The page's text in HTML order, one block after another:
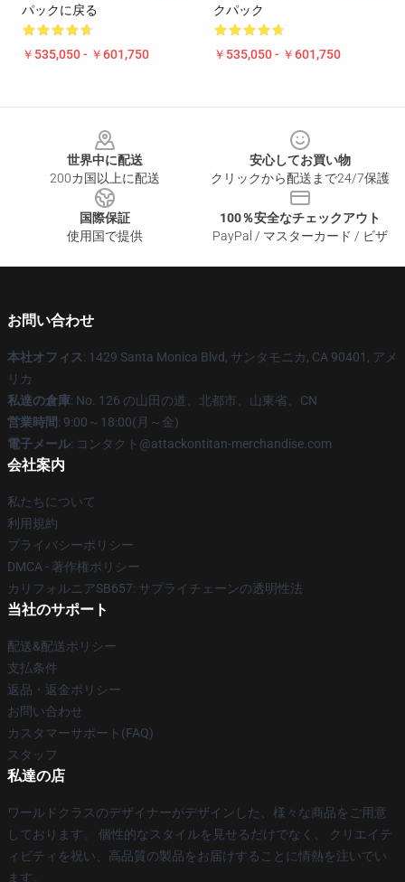
パックに戻る
￥535,050 - ￥601,750
クパック
￥535,050 - ￥601,750
世界中に配送
200カ国以上に配送
安心してお買い物
クリックから配送まで24/7保護
国際保証
使用国で提供
100％安全なチェックアウト
PayPal / マスターカード / ビザ
お問い合わせ
本社オフィス: 1429 Santa Monica Blvd, サンタモニカ, CA 90401, アメ
リカ
私達の倉庫: No. 126 の山田の道、北都市、山東省、CN
営業時間: 9:00～18:00(月～金)
電子メール: コンタクト@attackontitan-merchandise.com
会社案内
私たちについて
利用規約
プライバシーポリシー
DMCA - 著作権ポリシー
カリフォルニアSB657: サプライチェーンの透明性法
当社のサポート
配送&配送ポリシー
支払条件
返品・返金ポリシー
お問い合わせ
カスタマーサポート(FAQ)
スタッフ
私達の店
ワールドクラスのデザイナーがデザインした、様々な商品をご用意
しております。 個性的なスタイルを見せるだけでなく、 クリエイテ
ィビティを祝い、高品質の製品をお届けすることに情熱を注いでい
ます。